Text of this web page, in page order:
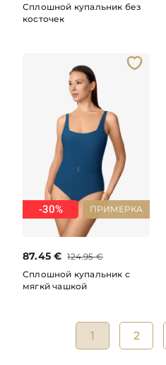
Сплошной купальник без
косточек
ПРИМЕРКА
-30%
87.45 € 124.95 €
Сплошной купальник с
мягкй чашкой
1 2